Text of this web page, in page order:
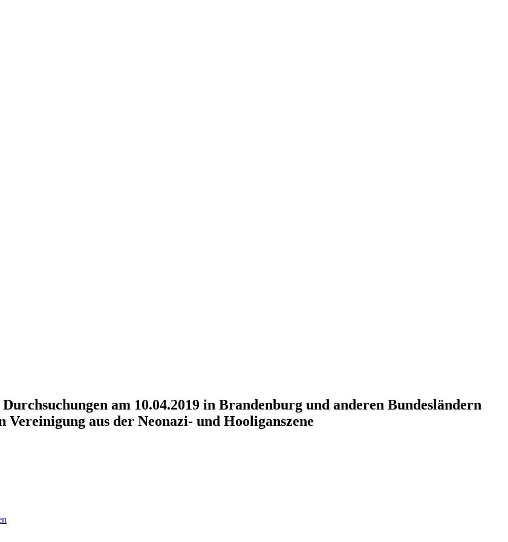
am 10.04.2019 in Brandenburg und anderen Bundesländern
aus der Neonazi- und Hooliganszene